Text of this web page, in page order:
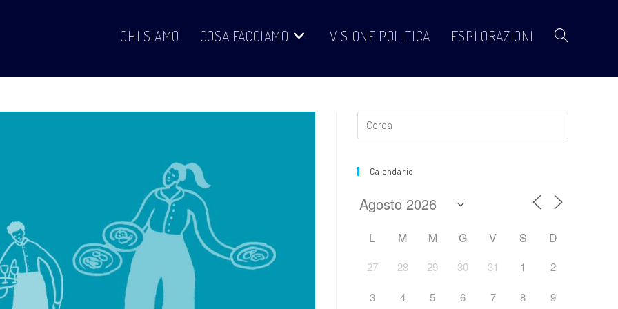
CHI SIAMO COSA FACCIAMO VISIONE POLITICA ESPLORAZIONI Attiva/disattiva
sul
sito
Calendario
L M M G V S D
27 28 29 30 31 1 2
3 4 5 6 7 8 9